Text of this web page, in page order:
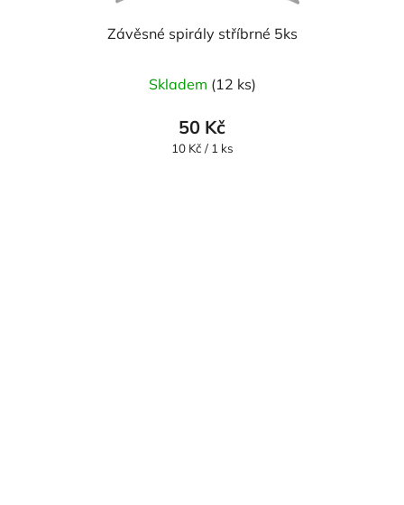
Závěsné spirály stříbrné 5ks
Skladem (12 ks)
50 Kč
Měrná
10 Kč / 1 ks